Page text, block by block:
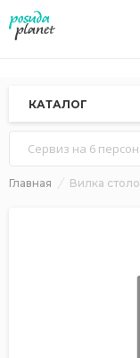
КАТАЛОГ
Сервиз на 6 персон
Главная Вилка